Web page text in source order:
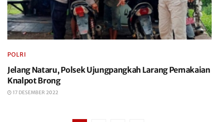
POLRI
Jelang Nataru, Polsek Ujungpangkah Larang Pemakaian
Knalpot Brong
17 DESEMBER 2022